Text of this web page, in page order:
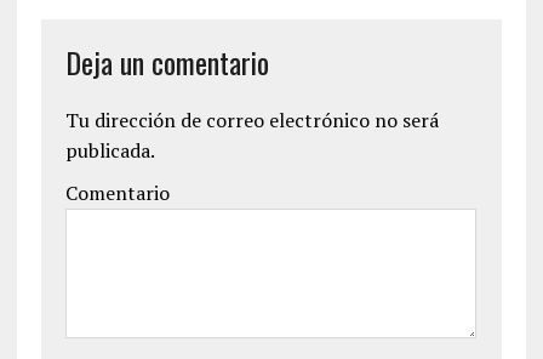
Deja un comentario
Tu dirección de correo electrónico no será
publicada.
Comentario